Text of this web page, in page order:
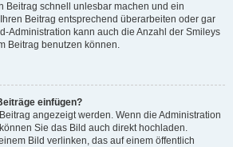
Beitrag schnell unlesbar machen und ein
Beitrag entsprechend überarbeiten oder gar
Administration kann auch die Anzahl der Smileys
Beitrag benutzen können.
einfügen?
angezeigt werden. Wenn die Administration
Sie das Bild auch direkt hochladen.
Bild verlinken, das auf einem öffentlich